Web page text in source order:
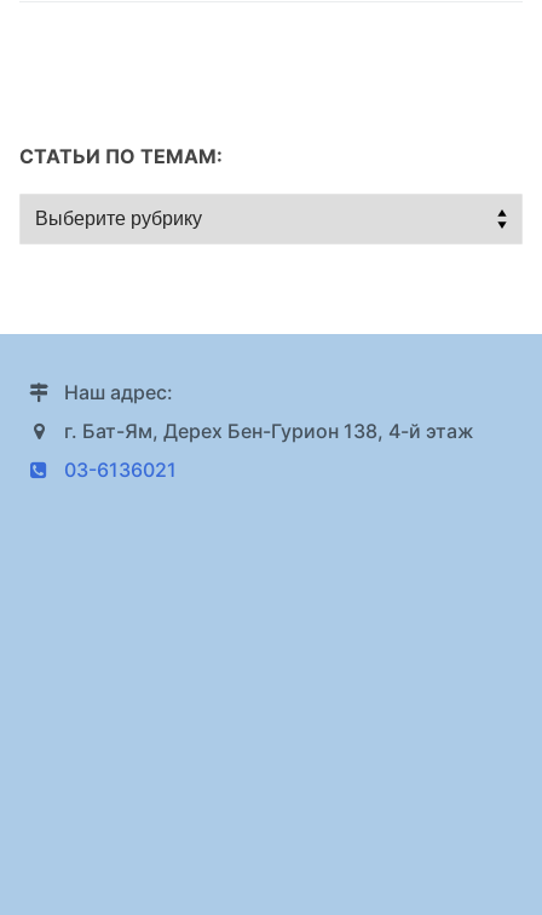
СТАТЬИ ПО ТЕМАМ:
Статьи
по
Наш адрес:
г. Бат-Ям, Дерех Бен-Гурион 138, 4-й этаж
03-6136021